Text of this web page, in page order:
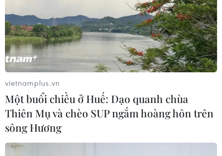
vietnamplus.vn
Một buổi chiều ở Huế: Dạo quanh chùa
Thiên Mụ và chèo SUP ngắm hoàng hôn trên
sông Hương